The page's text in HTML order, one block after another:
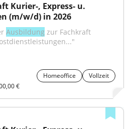
Kurier-, Express- u.
(m/w/d) in 2026
Ausbildung zur Fachkraft
Homeoffice
Vollzeit
€